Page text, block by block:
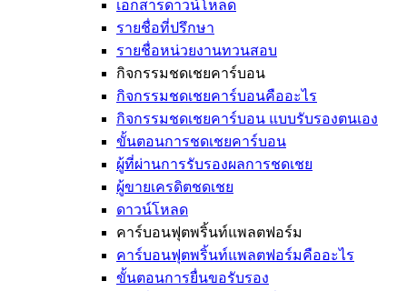
เอกสารดาวน์โหลด
รายชื่อที่ปรึกษา
รายชื่อหน่วยงานทวนสอบ
กิจกรรมชดเชยคาร์บอน
กิจกรรมชดเชยคาร์บอนคืออะไร
กิจกรรมชดเชยคาร์บอน แบบรับรองตนเอง
ขั้นตอนการชดเชยคาร์บอน
ผู้ที่ผ่านการรับรองผลการชดเชย
ผู้ขายเครดิตชดเชย
ดาวน์โหลด
คาร์บอนฟุตพริ้นท์แพลตฟอร์ม
คาร์บอนฟุตพริ้นท์แพลตฟอร์มคืออะไร
ขั้นตอนการยื่นขอรับรอง